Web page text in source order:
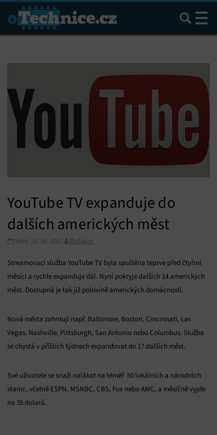
Hledat
YouTube TV expanduje do
dalších amerických měst
Pátek 18. 08. 2017 Redakce
Streamovací služba YouTube TV byla spuštěna teprve před čtyřmi
měsíci a rychle expanduje dál. Nyní pokryje dalších 14 amerických
měst. Dostupná je tak již polovině amerických domácností.
Nová města zahrnují např. Baltimore, Boston, Cincinnati, Las
Vegas, Nashville, Pittsburgh, San Antonio nebo Columbus. Služba
se chystá v příštích týdnech expandovat do 17 dalších měst.
Své uživatele se snaží nalákat na téměř 50 lokálních a národních
stanic, včetně ESPN, MSNBC, CBS, Fox nebo AMC, a měsíčně vyjde
na 35 dolarů.